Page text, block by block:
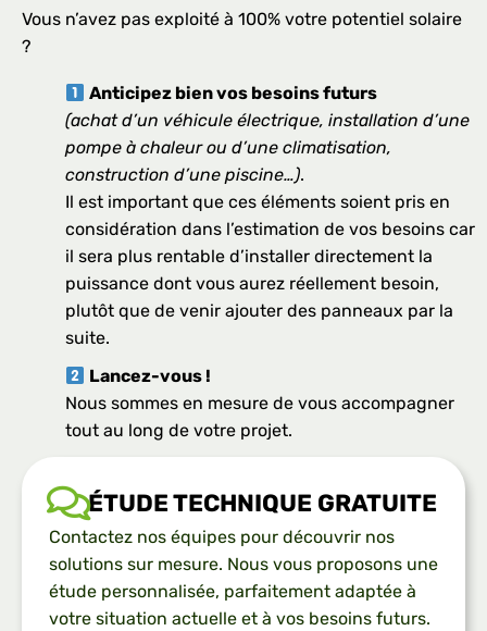
Vous n’avez pas exploité à 100% votre potentiel solaire
?
Anticipez bien vos besoins futurs
(achat d’un véhicule électrique, installation d’une
pompe à chaleur ou d’une climatisation,
construction d’une piscine…).
Il est important que ces éléments soient pris en
considération dans l’estimation de vos besoins car
il sera plus rentable d’installer directement la
puissance dont vous aurez réellement besoin,
plutôt que de venir ajouter des panneaux par la
suite.
Lancez-vous !
Nous sommes en mesure de vous accompagner
tout au long de votre projet.
ÉTUDE TECHNIQUE GRATUITE
Contactez nos équipes pour découvrir nos
solutions sur mesure. Nous vous proposons une
étude personnalisée, parfaitement adaptée à
votre situation actuelle et à vos besoins futurs.